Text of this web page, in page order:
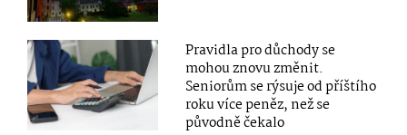
Pravidla pro důchody se
mohou znovu změnit.
Seniorům se rýsuje od příštího
roku více peněz, než se
původně čekalo